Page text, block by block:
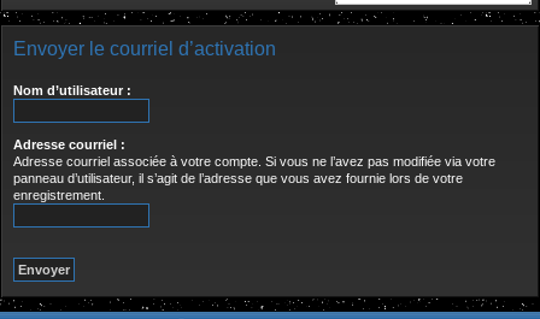
e
c
h
Envoyer le courriel d’activation
Nom d’utilisateur :
Adresse courriel :
Adresse courriel associée à votre compte. Si vous ne l’avez pas modifiée via votre
panneau d’utilisateur, il s’agit de l’adresse que vous avez fournie lors de votre
enregistrement.